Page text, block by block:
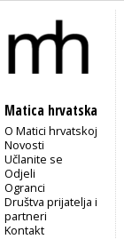
Matica hrvatska
O Matici hrvatskoj
Novosti
Učlanite se
Odjeli
Ogranci
Društva prijatelja i
partneri
Kontakt